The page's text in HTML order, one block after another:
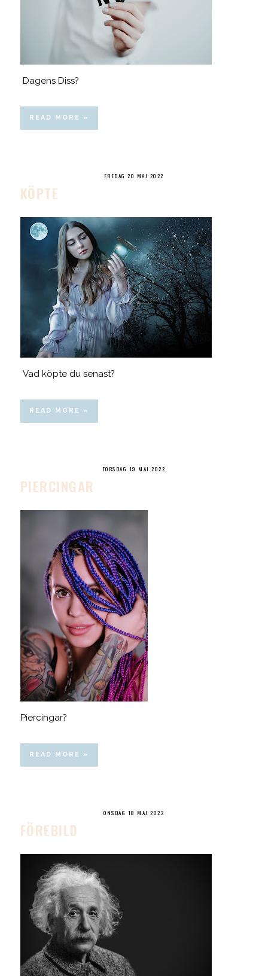
Dagens Diss?
READ MORE »
FREDAG 20 MAJ 2022
KÖPTE
Vad köpte du senast?
READ MORE »
TORSDAG 19 MAJ 2022
PIERCINGAR
Piercingar?
READ MORE »
ONSDAG 18 MAJ 2022
FÖREBILD